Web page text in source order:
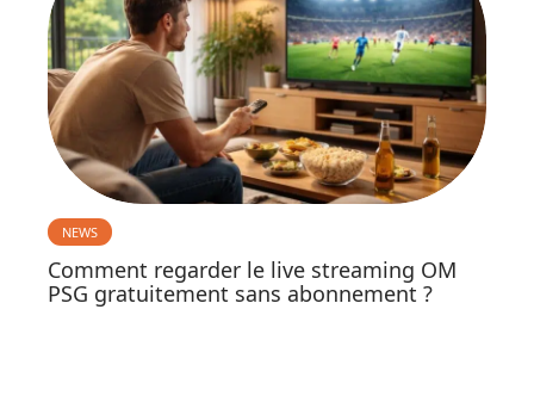
NEWS
Comment regarder le live streaming OM
PSG gratuitement sans abonnement ?